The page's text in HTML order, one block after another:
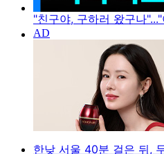
"친구야, 구하러 왔구나
한낮 서울 40분 걸은 뒤,